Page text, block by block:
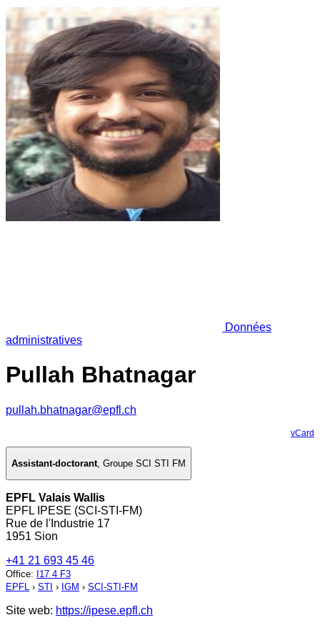
Données
administratives
Pullah Bhatnagar
pullah.bhatnagar@epfl.ch
vCard
Assistant-doctorant, Groupe SCI STI FM
EPFL Valais Wallis
EPFL IPESE (SCI-STI-FM)
Rue de l'Industrie 17
1951 Sion
+41 21 693 45 46
Office:
I17 4 F3
EPFL › STI › IGM › SCI-STI-FM
Site web: https://ipese.epfl.ch